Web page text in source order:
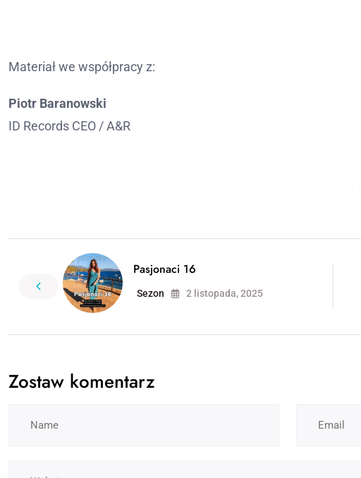
Materiał we współpracy z:
Piotr Baranowski
ID Records CEO / A&R
Pasjonaci 16
Sezon 2 listopada, 2025
Zostaw komentarz